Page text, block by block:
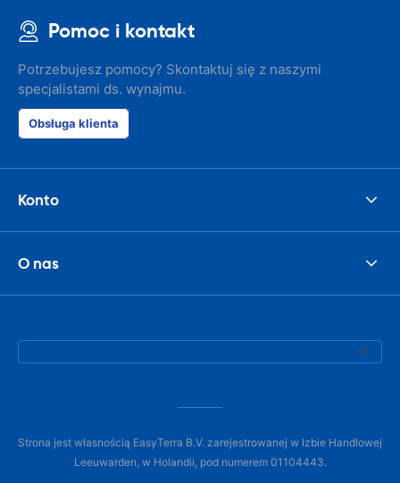
Pomoc i kontakt
Potrzebujesz pomocy? Skontaktuj się z naszymi
specjalistami ds. wynajmu.
Obsługa klienta
Konto
O nas
Strona jest własnością EasyTerra B.V. zarejestrowanej w Izbie Handlowej
Leeuwarden, w Holandii, pod numerem 01104443.